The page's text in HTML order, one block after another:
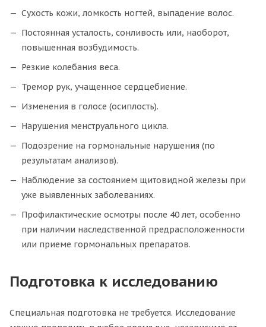
Сухость кожи, ломкость ногтей, выпадение волос.
Постоянная усталость, сонливость или, наоборот,
повышенная возбудимость.
Резкие колебания веса.
Тремор рук, учащенное сердцебиение.
Изменения в голосе (осиплость).
Нарушения менструального цикла.
Подозрение на гормональные нарушения (по
результатам анализов).
Наблюдение за состоянием щитовидной железы при
уже выявленных заболеваниях.
Профилактические осмотры после 40 лет, особенно
при наличии наследственной предрасположенности
или приеме гормональных препаратов.
Подготовка к исследованию
Специальная подготовка не требуется. Исследование